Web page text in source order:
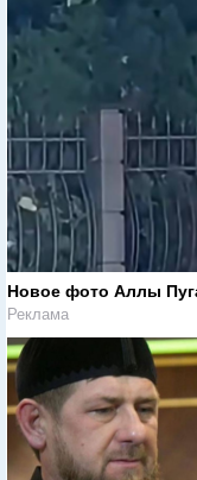
Новое фото Аллы
Реклама